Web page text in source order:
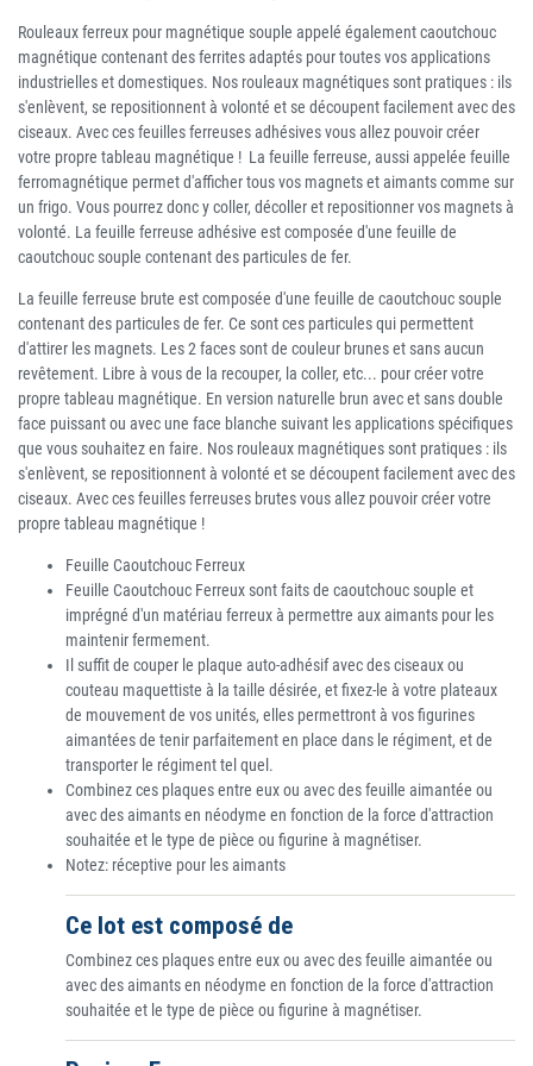
Rouleaux ferreux pour magnétique souple appelé également caoutchouc
magnétique contenant des ferrites adaptés pour toutes vos applications
industrielles et domestiques. Nos rouleaux magnétiques sont pratiques : ils
s'enlèvent, se repositionnent à volonté et se découpent facilement avec des
ciseaux. Avec ces feuilles ferreuses adhésives vous allez pouvoir créer
votre propre tableau magnétique ! La feuille ferreuse, aussi appelée feuille
ferromagnétique permet d'afficher tous vos magnets et aimants comme sur
un frigo. Vous pourrez donc y coller, décoller et repositionner vos magnets à
volonté. La feuille ferreuse adhésive est composée d'une feuille de
caoutchouc souple contenant des particules de fer.
La feuille ferreuse brute est composée d'une feuille de caoutchouc souple
contenant des particules de fer. Ce sont ces particules qui permettent
d'attirer les magnets. Les 2 faces sont de couleur brunes et sans aucun
revêtement. Libre à vous de la recouper, la coller, etc... pour créer votre
propre tableau magnétique. En version naturelle brun avec et sans double
face puissant ou avec une face blanche suivant les applications spécifiques
que vous souhaitez en faire. Nos rouleaux magnétiques sont pratiques : ils
s'enlèvent, se repositionnent à volonté et se découpent facilement avec des
ciseaux. Avec ces feuilles ferreuses brutes vous allez pouvoir créer votre
propre tableau magnétique !
Feuille Caoutchouc Ferreux
Feuille Caoutchouc Ferreux sont faits de caoutchouc souple et
imprégné d'un matériau ferreux à permettre aux aimants pour les
maintenir fermement.
Il suffit de couper le plaque auto-adhésif avec des ciseaux ou
couteau maquettiste à la taille désirée, et fixez-le à votre plateaux
de mouvement de vos unités, elles permettront à vos figurines
aimantées de tenir parfaitement en place dans le régiment, et de
transporter le régiment tel quel.
Combinez ces plaques entre eux ou avec des feuille aimantée ou
avec des aimants en néodyme en fonction de la force d'attraction
souhaitée et le type de pièce ou figurine à magnétiser.
Notez: réceptive pour les aimants
Ce lot est composé de
Combinez ces plaques entre eux ou avec des feuille aimantée ou
avec des aimants en néodyme en fonction de la force d'attraction
souhaitée et le type de pièce ou figurine à magnétiser.